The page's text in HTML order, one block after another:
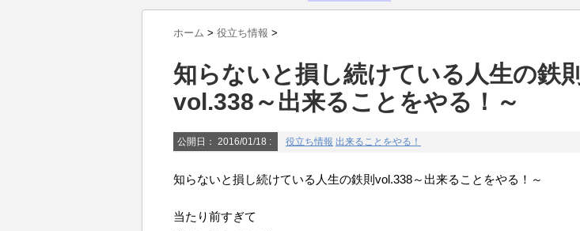
Powered by livedoor 相互RSS
ホーム > 役立ち情報 >
知らないと損し続けている人生の鉄則
vol.338～出来ることをやる！～
公開日： 2016/01/18 : 役立ち情報 出来ることをやる！
知らないと損し続けている人生の鉄則vol.338～出来ることをやる！～
当たり前すぎて